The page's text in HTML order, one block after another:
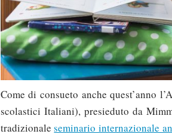
Come di consueto anche quest’anno
scolastici Italiani), presieduto da
tradizionaleseminario internazionale